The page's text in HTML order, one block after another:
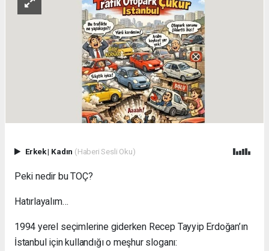
Erkek| Kadın (Haberi Sesli Oku)
Peki nedir bu TOÇ?
Hatırlayalım…
1994 yerel seçimlerine giderken Recep Tayyip Erdoğan’ın
İstanbul için kullandığı o meşhur sloganı: